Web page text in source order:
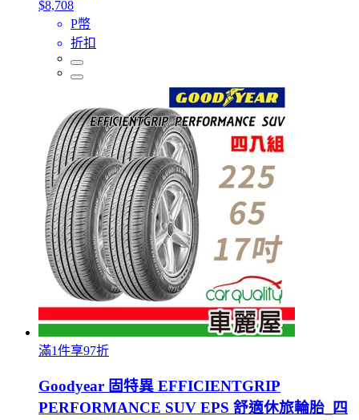
$8,708
P幣
折扣
滿1件享97折
Goodyear 固特異 EFFICIENTGRIP
PERFORMANCE SUV EPS 舒適休旅輪胎_四